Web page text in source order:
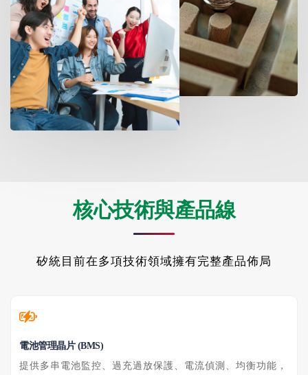
核心技術與產品線
矽統目前在多項技術領域擁有完整產品佈局
電池管理晶片 (BMS)
提供多串電池監控、過充過放保護、電流偵測、均衡功能，